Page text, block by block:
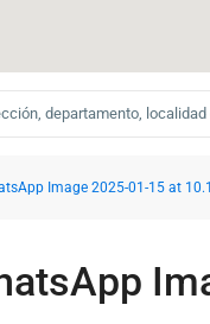
Image 2025-01-15 at